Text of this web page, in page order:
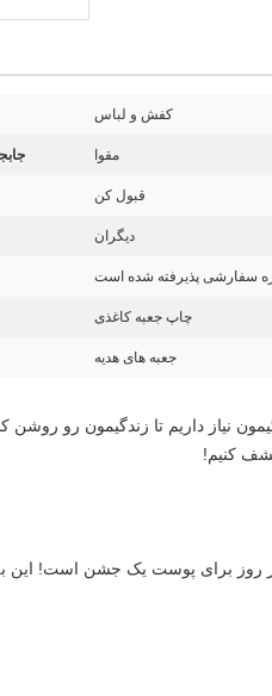
کفش و لباس
مقوا
قبول کن
دیگران
سفارشی پذیرفته شده است
چاپ جعبه کاغذی
جعبه های هدیه
کنيم!